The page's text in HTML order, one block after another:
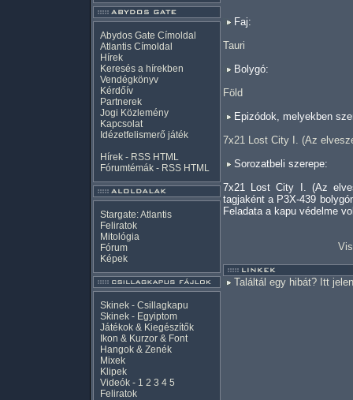
Abydos Gate Címoldal
Atlantis Címoldal
Hírek
Keresés a hírekben
Vendégkönyv
Kérdőív
Partnerek
Jogi Közlemény
Kapcsolat
Idézetfelismerő játék
Hírek - RSS HTML
Fórumtémák - RSS HTML
Stargate: Atlantis
Feliratok
Mitológia
Fórum
Képek
Skinek - Csillagkapu
Skinek - Egyiptom
Játékok & Kiegészítők
Ikon & Kurzor & Font
Hangok & Zenék
Mixek
Klipek
Videók - 1 2 3 4 5
Feliratok
Faj:
Tauri
Bolygó:
Föld
Epizódok, melyekben
7x21 Lost City I. (Az
Sorozatbeli szerepe:
7x21 Lost City I. (Az
tagjaként a P3X-439
Feladata a kapu védelme
Találtál egy hibát? Itt